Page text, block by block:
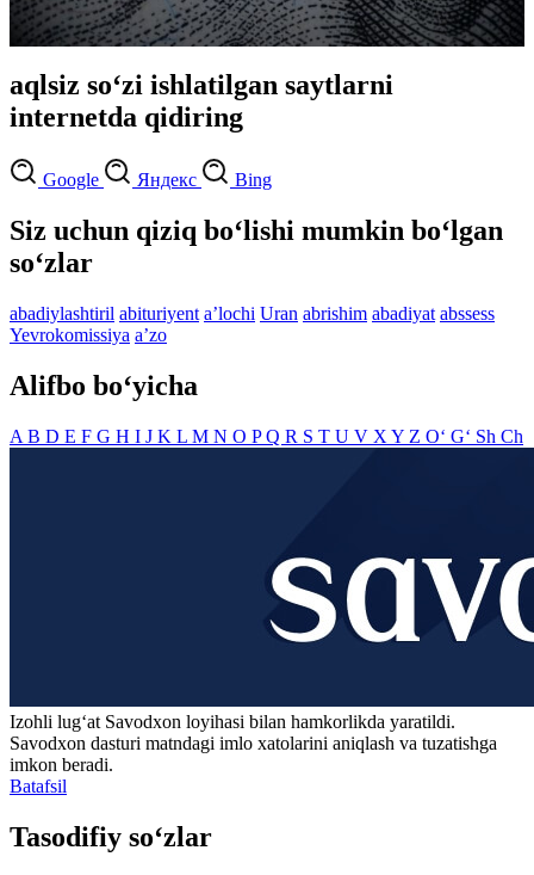
aqlsiz so‘zi ishlatilgan saytlarni
internetda qidiring
Google Яндекс Bing
Siz uchun qiziq bo‘lishi mumkin bo‘lgan
so‘zlar
abadiylashtiril abituriyent aʼlochi Uran abrishim abadiyat abssess
Yevrokomissiya aʼzo
Alifbo bo‘yicha
A B D E F G H I J K L M N O PQ R S T U V X Y Z O‘ G‘ Sh Ch
Izohli lugʻat Savodxon loyihasi bilan hamkorlikda yaratildi.
Savodxon dasturi matndagi imlo xatolarini aniqlash va tuzatishga
imkon beradi.
Batafsil
Tasodifiy so‘zlar